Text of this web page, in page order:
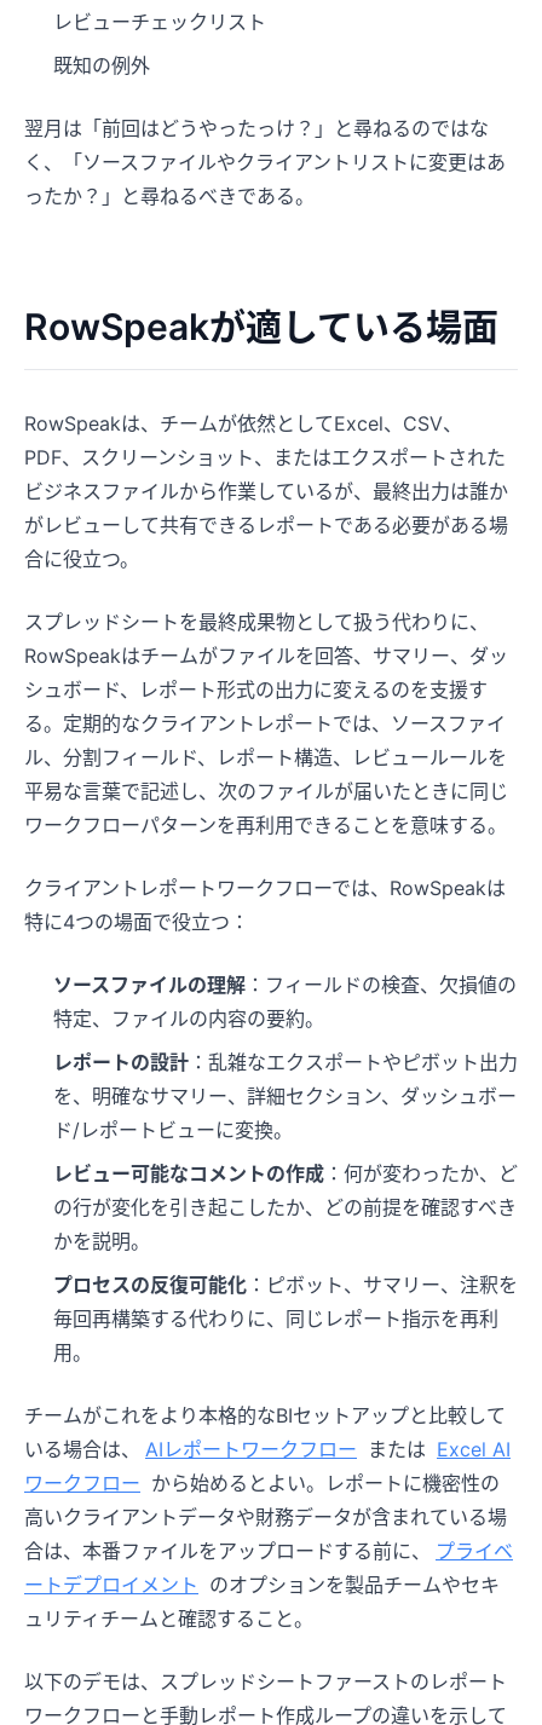
レビューチェックリスト
既知の例外
翌月は「前回はどうやったっけ？」と尋ねるのではな
く、「ソースファイルやクライアントリストに変更はあ
ったか？」と尋ねるべきである。
RowSpeakが適している場面
RowSpeakは、チームが依然としてExcel、CSV、
PDF、スクリーンショット、またはエクスポートされた
ビジネスファイルから作業しているが、最終出力は誰か
がレビューして共有できるレポートである必要がある場
合に役立つ。
スプレッドシートを最終成果物として扱う代わりに、
RowSpeakはチームがファイルを回答、サマリー、ダッ
シュボード、レポート形式の出力に変えるのを支援す
る。定期的なクライアントレポートでは、ソースファイ
ル、分割フィールド、レポート構造、レビュールールを
平易な言葉で記述し、次のファイルが届いたときに同じ
ワークフローパターンを再利用できることを意味する。
クライアントレポートワークフローでは、RowSpeakは
特に4つの場面で役立つ：
ソースファイルの理解 ：フィールドの検査、欠損値の
特定、ファイルの内容の要約。
レポートの設計 ：乱雑なエクスポートやピボット出力
を、明確なサマリー、詳細セクション、ダッシュボー
ド/レポートビューに変換。
レビュー可能なコメントの作成 ：何が変わったか、ど
の行が変化を引き起こしたか、どの前提を確認すべき
かを説明。
プロセスの反復可能化 ：ピボット、サマリー、注釈を
毎回再構築する代わりに、同じレポート指示を再利
用。
チームがこれをより本格的なBIセットアップと比較して
いる場合は、
AIレポートワークフロー または Excel AI
ワークフロー から始めるとよい。レポートに機密性の
高いクライアントデータや財務データが含まれている場
合は、本番ファイルをアップロードする前に、
プライベ
ートデプロイメント のオプションを製品チームやセキ
ュリティチームと確認すること。
以下のデモは、スプレッドシートファーストのレポート
ワークフローと手動レポート作成ループの違いを示して